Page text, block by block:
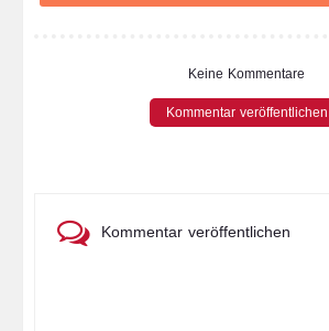
Keine Kommentare
Kommentar veröffentlichen
Kommentar veröffentlichen